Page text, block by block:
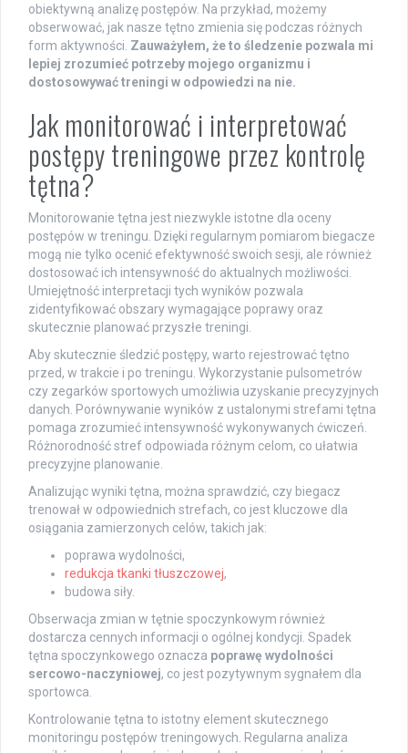
obiektywną analizę postępów. Na przykład, możemy
obserwować, jak nasze tętno zmienia się podczas różnych
form aktywności. Zauważyłem, że to śledzenie pozwala mi
lepiej zrozumieć potrzeby mojego organizmu i
dostosowywać treningi w odpowiedzi na nie.
Jak monitorować i interpretować
postępy treningowe przez kontrolę
tętna?
Monitorowanie tętna jest niezwykle istotne dla oceny
postępów w treningu. Dzięki regularnym pomiarom biegacze
mogą nie tylko ocenić efektywność swoich sesji, ale również
dostosować ich intensywność do aktualnych możliwości.
Umiejętność interpretacji tych wyników pozwala
zidentyfikować obszary wymagające poprawy oraz
skutecznie planować przyszłe treningi.
Aby skutecznie śledzić postępy, warto rejestrować tętno
przed, w trakcie i po treningu. Wykorzystanie pulsometrów
czy zegarków sportowych umożliwia uzyskanie precyzyjnych
danych. Porównywanie wyników z ustalonymi strefami tętna
pomaga zrozumieć intensywność wykonywanych ćwiczeń.
Różnorodność stref odpowiada różnym celom, co ułatwia
precyzyjne planowanie.
Analizując wyniki tętna, można sprawdzić, czy biegacz
trenował w odpowiednich strefach, co jest kluczowe dla
osiągania zamierzonych celów, takich jak:
poprawa wydolności,
redukcja tkanki tłuszczowej,
budowa siły.
Obserwacja zmian w tętnie spoczynkowym również
dostarcza cennych informacji o ogólnej kondycji. Spadek
tętna spoczynkowego oznacza poprawę wydolności
sercowo-naczyniowej, co jest pozytywnym sygnałem dla
sportowca.
Kontrolowanie tętna to istotny element skutecznego
monitoringu postępów treningowych. Regularna analiza